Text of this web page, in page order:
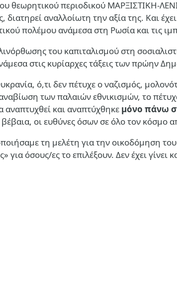
θεωρητικού περιοδικού ΜΑΡΞΙΣΤΙΚΗ-
αναλλοίωτη την αξία της. Και
πολέμου ανάμεσα στη Ρωσία και τις
του καπιταλισμού στη
στις κυρίαρχες τάξεις των πρώην
ό,τι δεν πέτυχε ο ναζισμός,
των παλαιών εθνικισμών, το
αναπτυχθεί και αναπτύχθηκε μόνο πάνω
οι ευθύνες όσων σε όλο τον κόσμο
τη μελέτη για την οικοδόμηση
όσους/ες το επιλέξουν. Δεν έχει